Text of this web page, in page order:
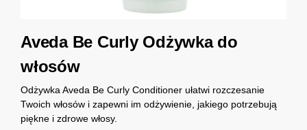
Aveda Be Curly Odżywka do
włosów
Odżywka Aveda Be Curly Conditioner ułatwi rozczesanie
Twoich włosów i zapewni im odżywienie, jakiego potrzebują
piękne i zdrowe włosy.